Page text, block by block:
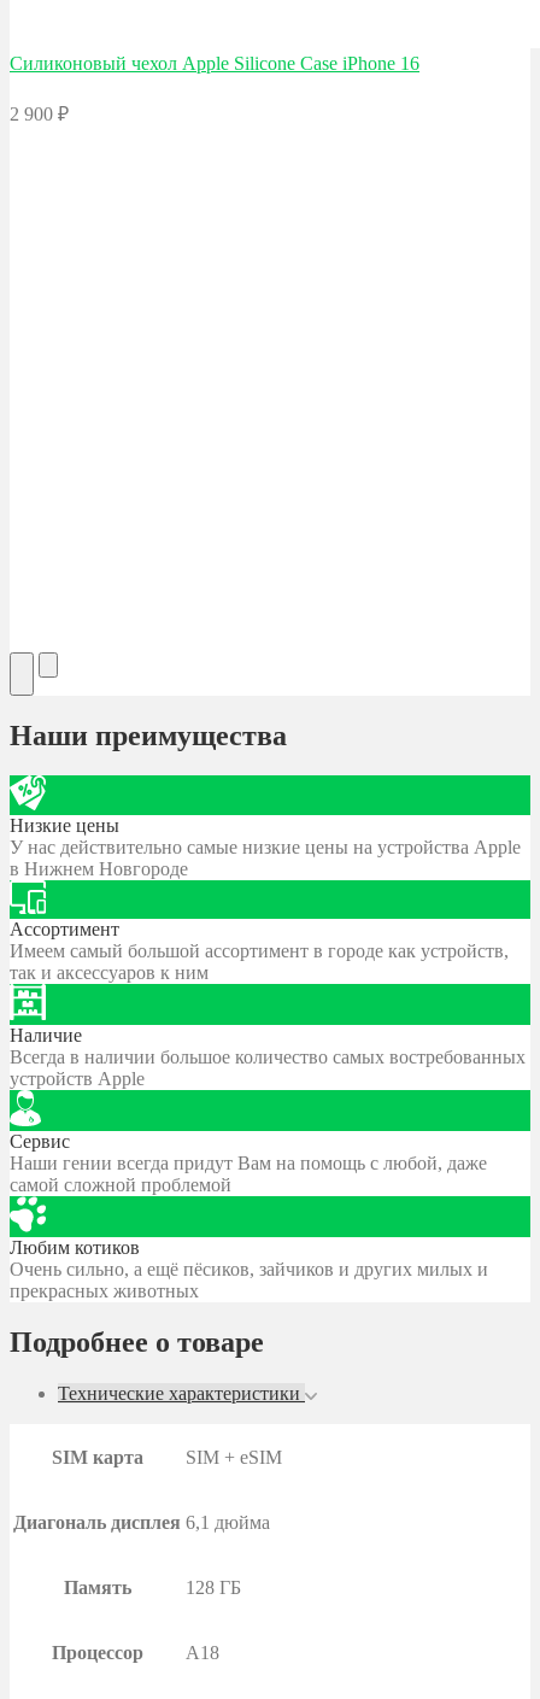
Силиконовый чехол Apple Silicone Case iPhone 16
2 900 ₽
Наши преимущества
Низкие цены
У нас действительно самые низкие цены на устройства Apple
в Нижнем Новгороде
Ассортимент
Имеем самый большой ассортимент в городе как устройств,
так и аксессуаров к ним
Наличие
Всегда в наличии большое количество самых востребованных
устройств Apple
Сервис
Наши гении всегда придут Вам на помощь с любой, даже
самой сложной проблемой
Любим котиков
Очень сильно, а ещё пёсиков, зайчиков и других милых и
прекрасных животных
Подробнее о товаре
Технические характеристики
SIM карта SIM + eSIM
Диагональ дисплея 6,1 дюйма
Память 128 ГБ
Процессор A18